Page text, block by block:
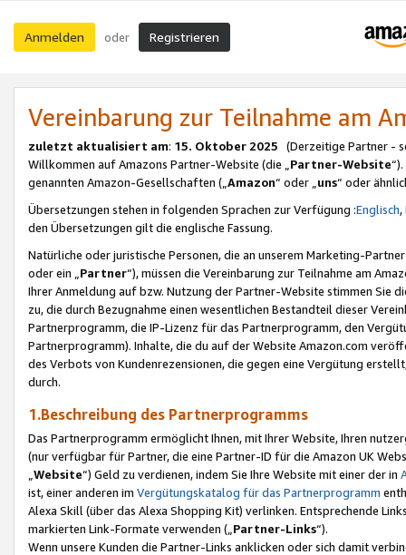
Anmelden oder Registrieren
Vereinbarung zur Teilnahme am
zuletzt aktualisiert am: 15. Oktober 2025 (Derzeitige Partner -
Willkommen auf Amazons Partner-Website (die „Partner-Website
genannten Amazon-Gesellschaften („Amazon“ oder „uns“ oder
Übersetzungen stehen in folgenden Sprachen zur Verfügung :Englisch,
den Übersetzungen gilt die englische Fassung.
Natürliche oder juristische Personen, die an unserem Marketing-
oder ein „Partner“), müssen die Vereinbarung zur Teilnahme am
Ihrer Anmeldung auf bzw. Nutzung der Partner-Website stimmen Sie
zu, die durch Bezugnahme einen wesentlichen Bestandteil dieser
Partnerprogramm, die IP-Lizenz für das Partnerprogramm, den
Partnerprogramm). Inhalte, die du auf der Website Amazon.com
des Verbots von Kundenrezensionen, die gegen eine Vergütung
durch.
1.Beschreibung des Partnerprogramms
Das Partnerprogramm ermöglicht Ihnen, mit Ihrer Website, Ihren
(nur verfügbar für Partner, die eine Partner-ID für die Amazon UK
Website“) Geld zu verdienen, indem Sie Ihre Website mit einer der in
ist, einer anderen im Vergütungskatalog für das Partnerprogramm
Alexa Skill (über das Alexa Shopping Kit) verlinken. Entsprechende
markierten Link-Formate verwenden („ Partner-Links“).
Wenn unsere Kunden die Partner-Links anklicken oder sich damit